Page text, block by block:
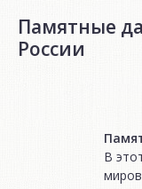
Памятные
России
В